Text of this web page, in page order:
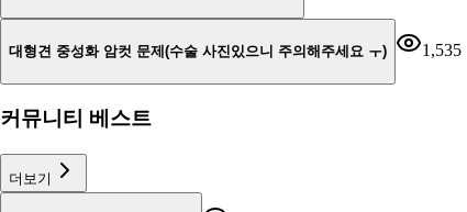
대형견 중성화 암컷 문제(수술 사진있으니 주의해주세요 ㅜ) 1,535
커뮤니티 베스트
더보기